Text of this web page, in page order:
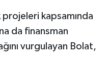
projeleri kapsamında
da finansman
vurgulayan Bolat,